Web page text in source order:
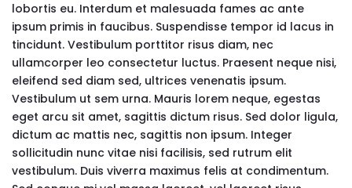
lobortis eu. Interdum et malesuada fames ac ante
ipsum primis in faucibus. Suspendisse tempor id lacus in
tincidunt. Vestibulum porttitor risus diam, nec
ullamcorper leo consectetur luctus. Praesent neque nisi,
eleifend sed diam sed, ultrices venenatis ipsum.
Vestibulum ut sem urna. Mauris lorem neque, egestas
eget arcu sit amet, sagittis dictum risus. Sed dolor ligula,
dictum ac mattis nec, sagittis non ipsum. Integer
sollicitudin nunc vitae nisi facilisis, sed rutrum elit
vestibulum. Duis viverra maximus felis at condimentum.